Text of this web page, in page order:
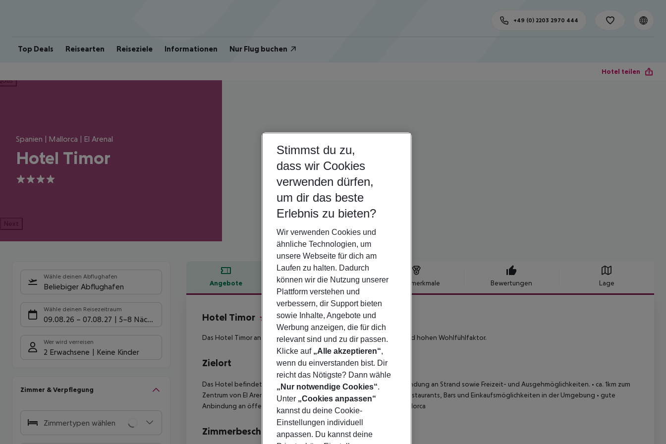
Top Deals Reisearten Reiseziele Informationen Nur Flug buchen
+49 (0) 2203 2970 444
Hotel teilen
Spanien | Mallorca | El Arenal
Hotel Timor
4
Next
Wähle deinen Abflughafen
Beliebiger Abflughafen
Wähle deinen Reisezeitraum
09.08.26 – 07.08.27 5-8 Nächte
Wer wird verreisen
2 Erwachsene Keine Kinder
Zimmer & Verpflegung
Zimmertypen wählen
Angebote Hotelbeschreibung Hotelmerkmale Bewertungen Lage
Hotelbeschreibung
Hotel Timor
Das Hotel Timor an der Playa de Palma bietet groβartigen Service und hohen Wohlfühlfaktor.
Zielort
Das Hotel befindet sich in zentraler Lage und bietet eine gute Anbindung an Strand sowie Freizeit- und Ausgehmöglichkeiten. • ca. 1km zum
Zentrum von El Arenal gelegen
• ca. 200 m zum Strand • zahlreiche Restaurants, Bars und Einkaufsmöglichkeiten in der Umgebung • gute
Anbindung an öffentliche Verkehrsmittel
• ca. 15 km bis Palma de Mallorca
Zimmerbeschreibung
Stimmst du zu,
dass wir Cookies
verwenden dürfen,
um dir das beste
Erlebnis zu bieten?
Wir verwenden Cookies und
ähnliche Technologien, um
unsere Webseite für dich am
Laufen zu halten. Dadurch
können wir die Nutzung unserer
Plattform verstehen und
verbessern, dir Support bieten
sowie Inhalte, Angebote und
Werbung anzeigen, die für dich
relevant sind und zu dir passen.
Klicke auf „Alle akzeptieren“,
wenn du einverstanden bist. Dir
reicht das Nötigste? Dann wähle
„Nur notwendige Cookies“.
Unter „Cookies anpassen“
kannst du deine Cookie-
Einstellungen individuell
anpassen. Du kannst deine